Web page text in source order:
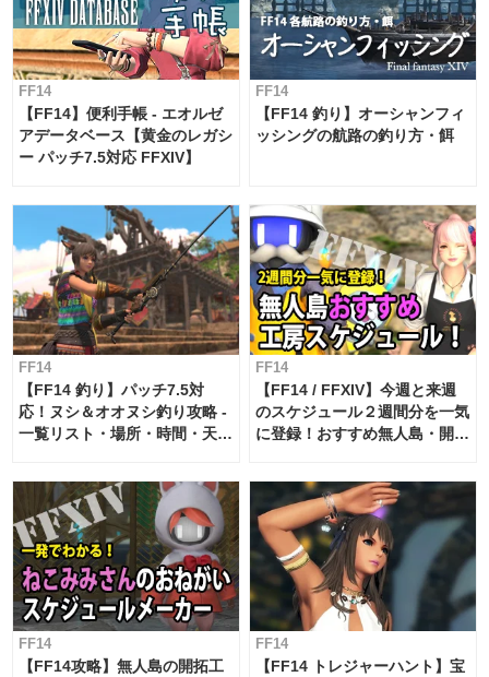
FF14
【FF14】便利手帳 - エオルゼ
アデータベース【黄金のレガシ
ー パッチ7.5対応 FFXIV】
FF14
【FF14 釣り】オーシャンフィ
ッシングの航路の釣り方・餌
FF14
【FF14 釣り】パッチ7.5対
応！ヌシ＆オオヌシ釣り攻略 -
一覧リスト・場所・時間・天
FF14
【FF14 / FFXIV】今週と来週
のスケジュール２週間分を一気
に登録！おすすめ無人島・開拓
FF14
【FF14攻略】無人島の開拓工
FF14
【FF14 トレジャーハント】宝